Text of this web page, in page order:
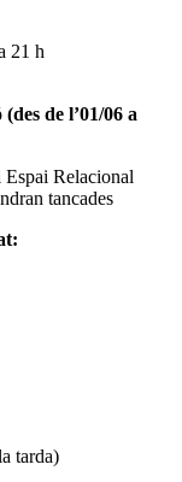
21 h
de l’01/06 a
Relacional
tancades
tarda)